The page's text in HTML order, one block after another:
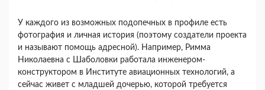
У каждого из возможных подопечных в профиле есть
фотография и личная история (поэтому создатели проекта
и называют помощь адресной). Например, Римма
Николаевна с Шаболовки работала инженером-
конструктором в Институте авиационных технологий, а
сейчас живет с младшей дочерью, которой требуется